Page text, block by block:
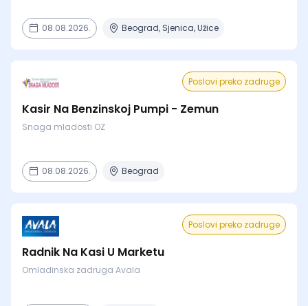
08.08.2026. Beograd, Sjenica, Užice
Poslovi preko zadruge
Kasir Na Benzinskoj Pumpi - Zemun
Snaga mladosti OZ
08.08.2026. Beograd
Poslovi preko zadruge
Radnik Na Kasi U Marketu
Omladinska zadruga Avala